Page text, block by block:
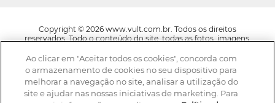
Copyright © 2026 www.vult.com.br. Todos os direitos
reservados. Todo o conteúdo do site, todas as fotos, imagens,
layout, trade dress, aqui veiculados são de propriedade exclusiva
da Boticário Produto de Beleza Ltda. É vedada qualquer
reprodução, total ou parcial, de qualquer elemento de
identidade, sem expressa autorização. A violação de qualquer
direito mencionado implicará na responsabilização cível e
Ao clicar em "Aceitar todos os cookies", concorda com
o armazenamento de cookies no seu dispositivo para
melhorar a navegação no site, analisar a utilização do
site e ajudar nas nossas iniciativas de marketing. Para